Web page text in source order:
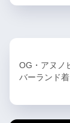
OG・アヌノ
バーランド着